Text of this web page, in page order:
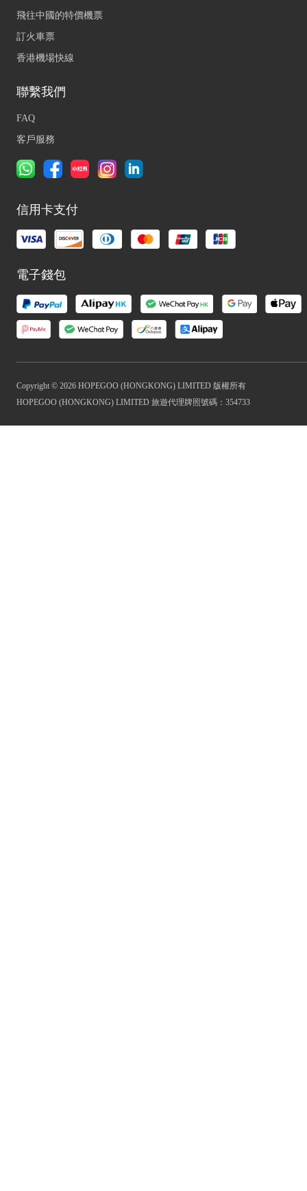
飛往中國的特價機票
訂火車票
香港機場快線
聯繫我們
FAQ
客戶服務
信用卡支付
電子錢包
Copyright © 2026 HOPEGOO (HONGKONG) LIMITED 版權所有
HOPEGOO (HONGKONG) LIMITED 旅遊代理牌照號碼：354733